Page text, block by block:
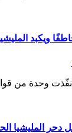
ويكبد
نفّذت وحدة من
المليشيا